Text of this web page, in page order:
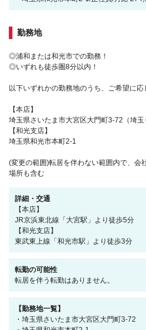
勤務地
◎浦和または和光市での勤務！
◎いずれも徒歩圏8分以内！
以下いずれかの勤務地のうち、ご希望に応
【本店】
埼玉県さいたま市大宮区大門町3-72（埼玉
【和光支店】
埼玉県和光市本町2-1
(変更の範囲)転居を伴わない範囲内で、会
場所も含む
詳細・交通
【本店】
JR京浜東北線「大宮駅」より徒歩5分
【和光支店】
東武東上線「和光市駅」より徒歩3分
転勤の可能性
転居を伴う転勤はありません。
【勤務地一覧】
・埼玉県さいたま市大宮区大門町3-72